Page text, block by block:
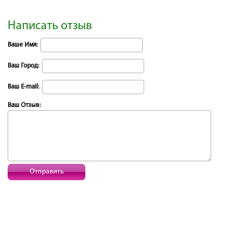
Написать отзыв
Ваше Имя:
Ваш Город:
Ваш E-mail:
Ваш Отзыв:
Отправить